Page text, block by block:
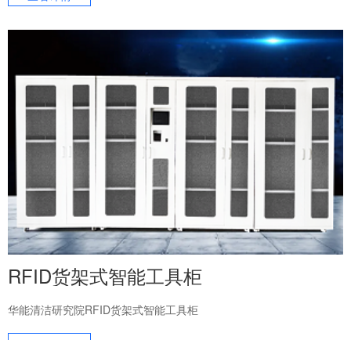
RFID货架式智能工具柜
华能清洁研究院RFID货架式智能工具柜